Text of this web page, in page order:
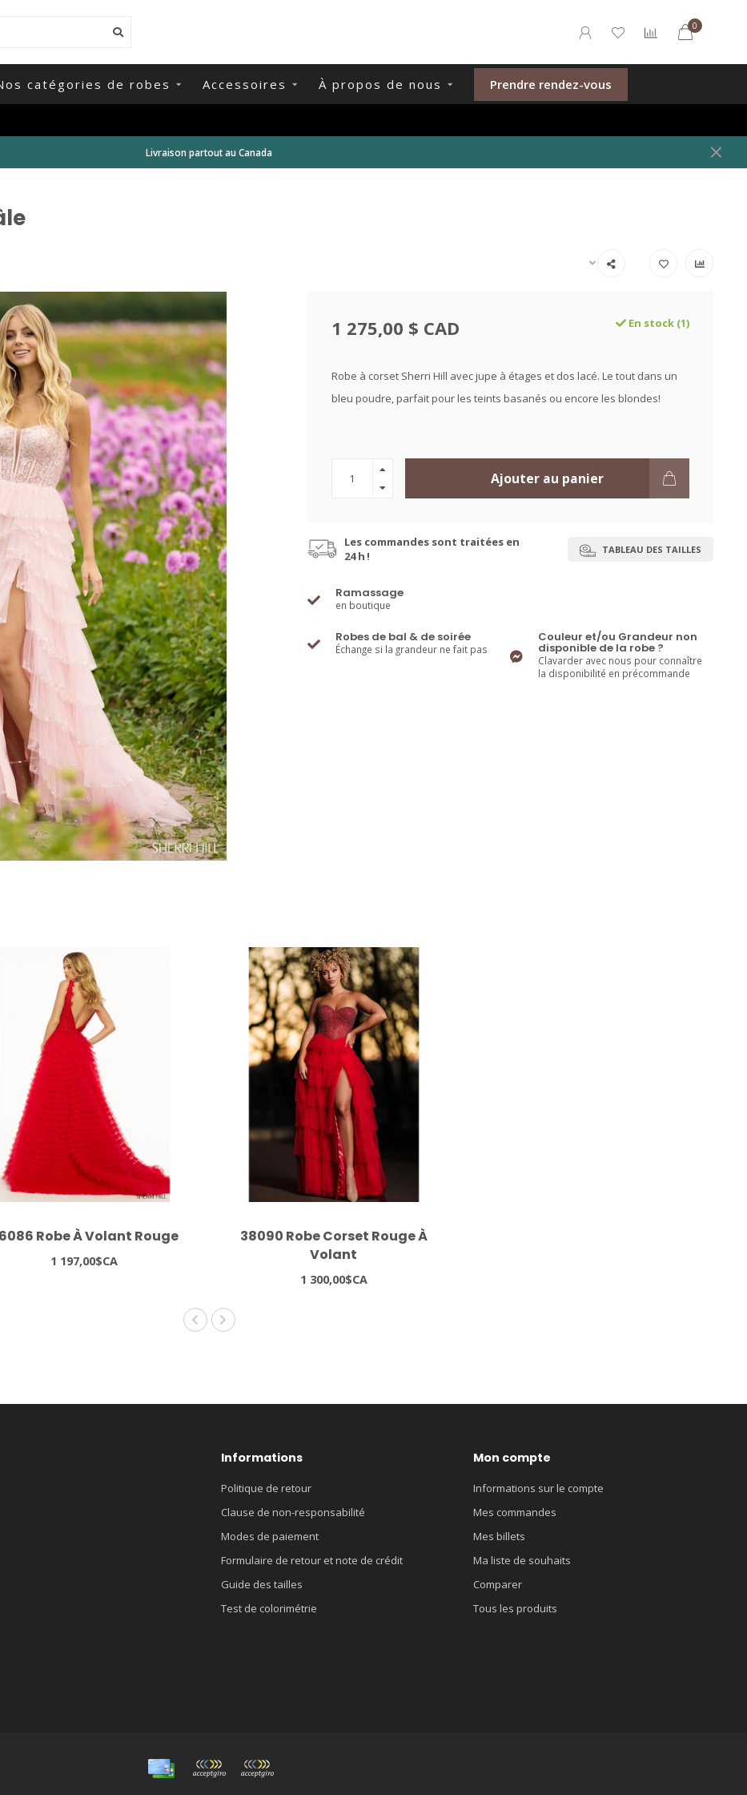
0
catégories de robes Accessoires À propos de nous Prendre rendez-vous
Livraison partout au Canada
1 275,00 $ CAD En stock (1)
Robe à corset Sherri Hill avec jupe à étages et dos lacé. Le tout dans un
bleu poudre, parfait pour les teints basanés ou encore les blondes!
Ajouter au panier
Les commandes sont traitées en
24 h !
TABLEAU DES TAILLES
Ramassage
en boutique
Robes de bal & de soirée
Échange si la grandeur ne fait pas
Couleur et/ou Grandeur non
disponible de la robe ?
Clavarder avec nous pour connaître
la disponibilité en précommande
Robe À Volant Rouge
1 197,00$CA
38090 Robe Corset Rouge À
Volant
1 300,00$CA
Informations
Politique de retour
Clause de non-responsabilité
Modes de paiement
Formulaire de retour et note de crédit
Guide des tailles
Test de colorimétrie
Mon compte
Informations sur le compte
Mes commandes
Mes billets
Ma liste de souhaits
Comparer
Tous les produits